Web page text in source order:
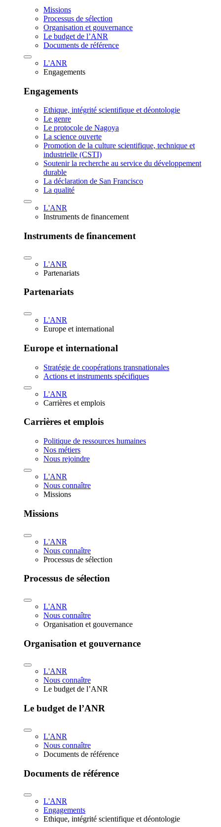
Missions
Processus de sélection
Organisation et gouvernance
Le budget de l’ANR
Documents de référence
L'ANR
Engagements
Engagements
Ethique, intégrité scientifique et déontologie
Le genre
Le protocole de Nagoya
La science ouverte
Promotion de la culture scientifique, technique et
industrielle (CSTI)
Soutenir la recherche au service du développement
durable
La déclaration de San Francisco
La qualité
L'ANR
Instruments de financement
Instruments de financement
L'ANR
Partenariats
Partenariats
L'ANR
Europe et international
Europe et international
Stratégie de coopérations transnationales
Actions et instruments spécifiques
L'ANR
Carrières et emplois
Carrières et emplois
Politique de ressources humaines
Nos métiers
Nous rejoindre
L'ANR
Nous connaître
Missions
Missions
L'ANR
Nous connaître
Processus de sélection
Processus de sélection
L'ANR
Nous connaître
Organisation et gouvernance
Organisation et gouvernance
L'ANR
Nous connaître
Le budget de l’ANR
Le budget de l’ANR
L'ANR
Nous connaître
Documents de référence
Documents de référence
L'ANR
Engagements
Ethique, intégrité scientifique et déontologie